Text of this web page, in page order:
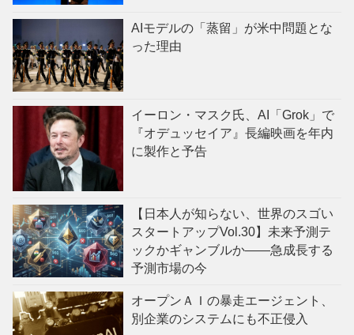
AIモデルの「蒸留」が米中問題とな
った理由
イーロン・マスク氏、AI「Grok」で
『オデュッセイア』長編映画を年内
に製作と予告
【日本人が知らない、世界のスゴい
スタートアップVol.30】未来予測テ
ックかギャンブルか——急成長する
予測市場の今
オープンＡＩの暴走エージェント、
別企業のシステムにも不正侵入